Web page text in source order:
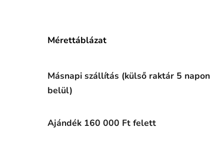
Mérettáblázat
Másnapi szállítás (külső raktár 5 napon
belül)
Ajándék 160 000 Ft felett